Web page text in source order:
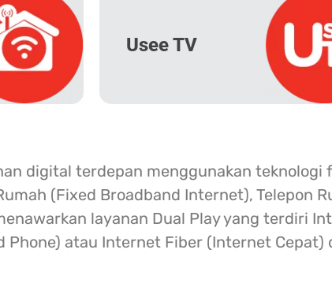
Usee TV
digital terdepan menggunakan teknologi
(Fixed Broadband Internet), Telepon
layanan Dual Play yang terdiri
Phone) atau Internet Fiber (Internet Cepat)